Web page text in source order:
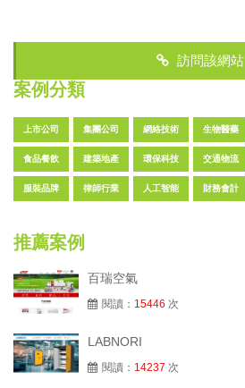
訪問該網站
案例分類
上市公司 集團公司 網絡技術 生物醫藥
食品餐飲 建築地產 環保科技 交通物流
服裝品牌 律師行業 人工智能 財務會計
推薦案例
百瑞空氣
閱讀： 15446 次
LABNORI
閱讀： 14237 次